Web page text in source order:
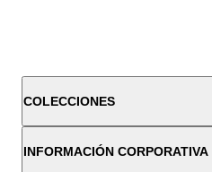
COLECCIONES
INFORMACIÓN CORPORATIVA